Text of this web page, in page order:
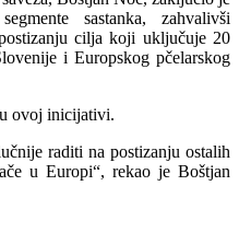
sastanka, zahvalivši
cilja koji uključuje 20
i Europskog pčelarskog
ovoj inicijativi.
raditi na postizanju ostalih
u Europi“, rekao je Boštjan